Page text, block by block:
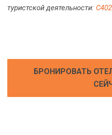
туристской деятельности:
БРОНИРОВАТЬ